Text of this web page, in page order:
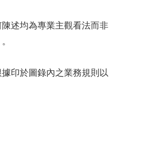
述均為專業主觀看法而非
印於圖錄內之業務規則以